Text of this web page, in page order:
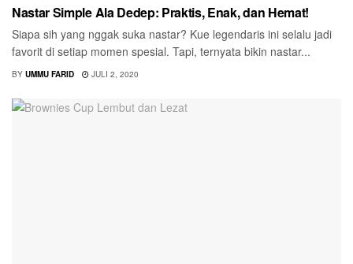
Nastar Simple Ala Dedep: Praktis, Enak, dan Hemat!
Siapa sih yang nggak suka nastar? Kue legendaris ini selalu jadi
favorit di setiap momen spesial. Tapi, ternyata bikin nastar...
BY UMMU FARID JULI 2, 2020